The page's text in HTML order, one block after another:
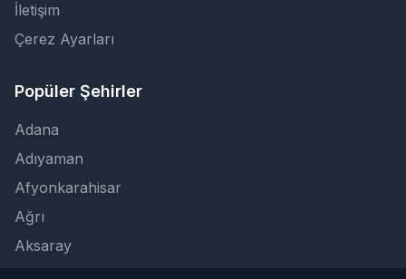
İletişim
Çerez Ayarları
Popüler Şehirler
Adana
Adıyaman
Afyonkarahisar
Ağrı
Aksaray